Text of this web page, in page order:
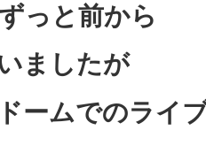
っと前から
ましたが
ームでのライ